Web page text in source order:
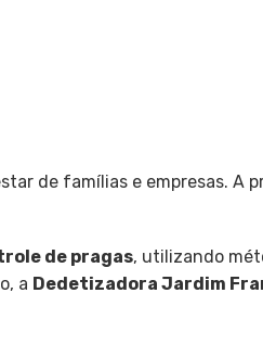
de famílias e empresas. A
de pragas, utilizando
a Dedetizadora Jardim